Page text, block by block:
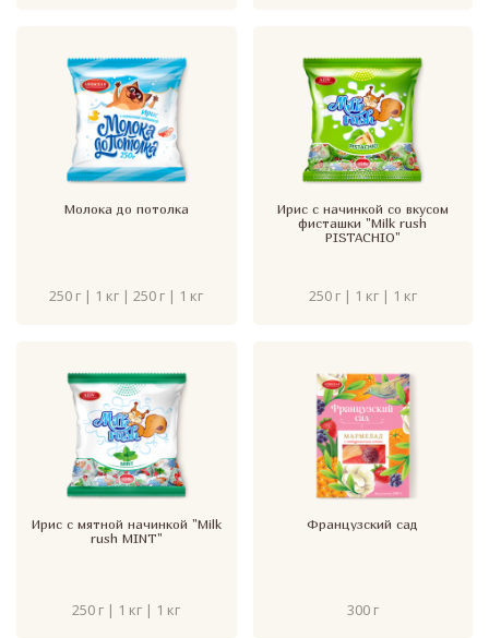
Молока до потолка
250 г | 1 кг | 250 г | 1 кг
Ирис с начинкой со вкусом
фисташки "Milk rush
PISTACHIO"
250 г | 1 кг | 1 кг
Ирис с мятной начинкой "Milk
rush MINT"
250 г | 1 кг | 1 кг
Французский сад
300 г